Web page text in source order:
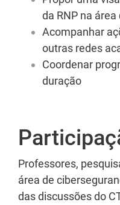
da RNP na
Acompanhar
outras redes
Coordenar
duração
Professores,
área de
das discussões do